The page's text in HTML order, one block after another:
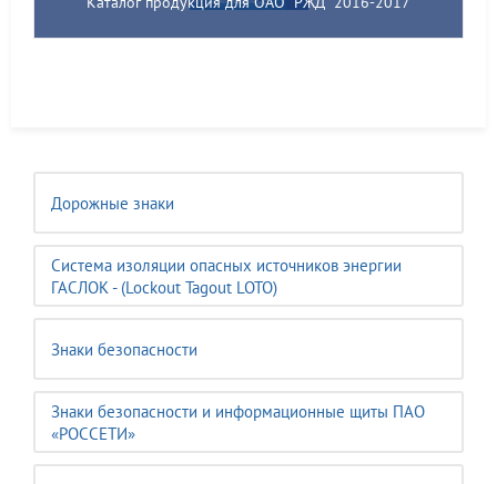
Дорожные знаки
Система изоляции опасных источников энергии
ГАСЛОК - (Lockout Tagout LOTO)
Знаки безопасности
Знаки безопасности и информационные щиты ПАО
«РОССЕТИ»